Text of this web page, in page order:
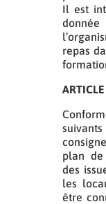
Il est
repas
plan de
des
les
être